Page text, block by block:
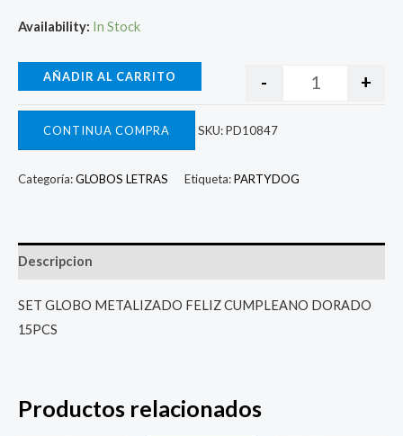
Availability: In Stock
- +
AÑADIR AL CARRITO
CONTINUA COMPRA SKU:PD10847
Categoría:GLOBOS LETRAS Etiqueta:PARTYDOG
Descripcion
SET GLOBO METALIZADO FELIZ CUMPLEANO DORADO
15PCS
Productos relacionados